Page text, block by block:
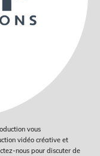
vous
vidéo créative et
nous pour discuter de